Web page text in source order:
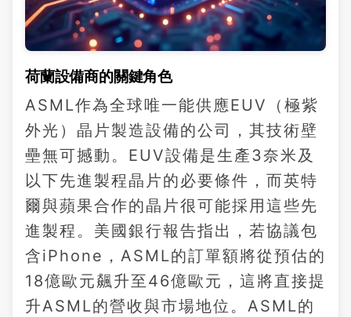
荷蘭設備商的關鍵角色
ASML作為全球唯一能供應EUV（極紫
外光）晶片製造設備的公司，其技術壁
壘無可撼動。EUV設備是生產3奈米及
以下先進製程晶片的必要條件，而英特
爾與蘋果合作的晶片很可能採用這些先
進製程。美國銀行報告指出，若協議包
含iPhone，ASML的訂單額將從預估的
18億歐元飆升至46億歐元，這將直接提
升ASML的營收與市場地位。ASML的